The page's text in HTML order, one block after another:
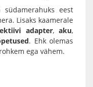
eest
Lisaks kaamerale
adapter,aku,
. Ehk olemas
ega vähem.